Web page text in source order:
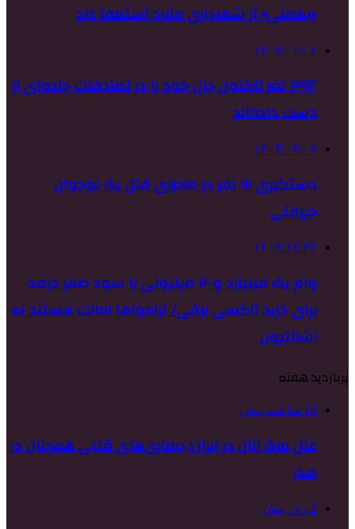
«بهمنی» از شهرداری ملارد استعفا داد
۱۴۰۴/۰۱/۰۶
۳۹۶ نفر تاکنون جان خود را در تصادفات جاده‌ای از
دست داده‌اند
۱۴۰۳/۰۹/۰۷
دستگیری ۱۲ نفر در ماجرای قتل یک نوجوان
جیرفتی
۱۴۰۲/۱۲/۲۴
وام یک میلیارد و۲۰۰ میلیونی با سود صفر درصد
برای خرید تاکسی برقی/ ترامواها امانت هستند نه
اشانتیون
پربازدید هفته
16 ساعت پیش
علل مرگ زنان در ایران؛ بیماری‌های قلبی همچنان در
صدر
2 روز پیش